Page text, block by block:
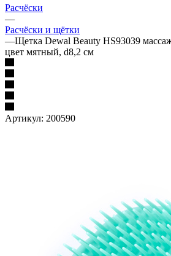
Расчёски
—
Расчёски и щётки
—Щетка Dewal Beauty HS93039
цвет мятный, d8,2 см
Артикул: 200590